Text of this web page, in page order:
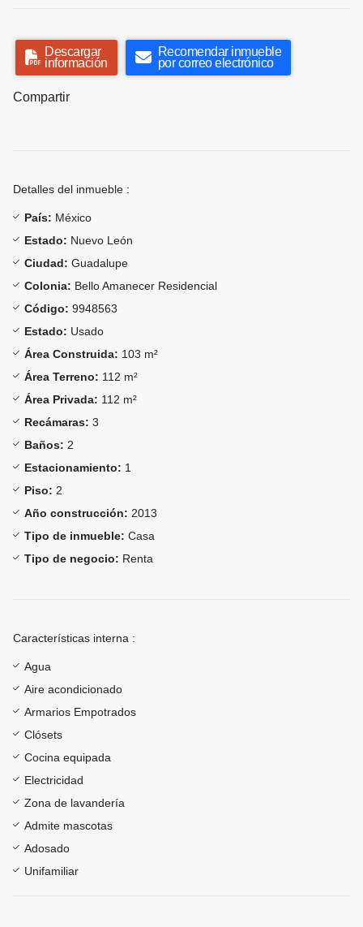
Descargar
información
Recomendar inmueble
por correo electrónico
Compartir
Detalles del inmueble :
País: México
Estado: Nuevo León
Ciudad: Guadalupe
Colonia: Bello Amanecer Residencial
Código: 9948563
Estado: Usado
Área Construida: 103 m²
Área Terreno: 112 m²
Área Privada: 112 m²
Recámaras: 3
Baños: 2
Estacionamiento: 1
Piso: 2
Año construcción: 2013
Tipo de inmueble: Casa
Tipo de negocio: Renta
Características interna :
Agua
Aire acondicionado
Armarios Empotrados
Clósets
Cocina equipada
Electricidad
Zona de lavandería
Admite mascotas
Adosado
Unifamiliar